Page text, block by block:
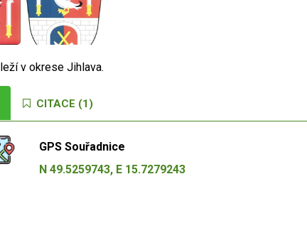
leží v okrese Jihlava.
CITACE (1)
GPS Souřadnice
N 49.5259743, E 15.7279243